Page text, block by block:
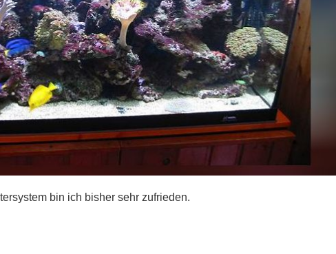
bin ich bisher sehr zufrieden.